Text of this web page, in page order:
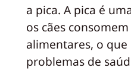
a pica. A pica é
os cães
alimentares, o
problemas de